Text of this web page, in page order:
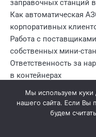
заправочных станций
Как автоматическая
корпоративных
Работа с
собственных мини-
Ответственность за
в контейнерах
собственных мини АЗС
Мы используем куки
нашего сайта. Если Вы
будем